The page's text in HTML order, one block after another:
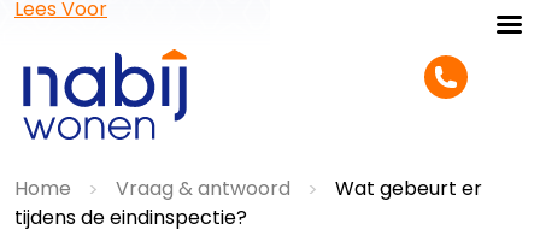
Lees Voor
Home > Vraag & antwoord >
Wat gebeurt er
tijdens de eindinspectie?